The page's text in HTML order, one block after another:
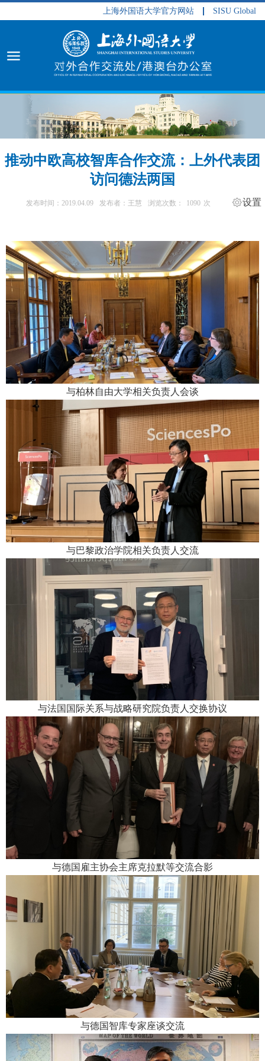
上海外国语大学官方网站 SISU Global
推动中欧高校智库合作交流：上外代表团
访问德法两国
发布时间：2019.04.09 发布者：王慧 浏览次数： 1090 次 设置
与柏林自由大学相关负责人会谈
与巴黎政治学院相关负责人交流
与法国国际关系与战略研究院负责人交换协议
与德国雇主协会主席克拉默等交流合影
与德国智库专家座谈交流